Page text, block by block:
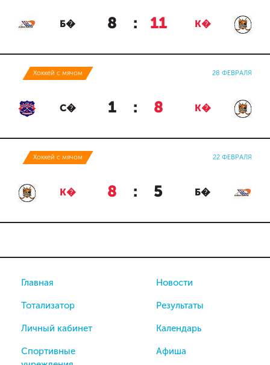
Б� 8 : 11 К�
Хоккей с мячом 28 ФЕВРАЛЯ
С� 1 : 8 К�
Хоккей с мячом 22 ФЕВРАЛЯ
К� 8 : 5 Б�
Главная
Тотализатор
Личный кабинет
Спортивные
Новости
Результаты
Календарь
Афиша